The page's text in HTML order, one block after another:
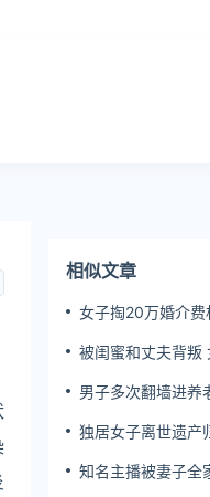
相似文章
女子掏20万婚介费
被闺蜜和丈夫背叛
男子多次翻墙进养
独居女子离世遗产
知名主播被妻子全